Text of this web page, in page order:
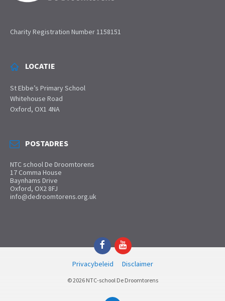
Charity Registration Number 1158151
LOCATIE
St Ebbe’s Primary School
Whitehouse Road
Oxford, OX1 4NA
POSTADRES
NTC school De Droomtorens
17 Comma House
Baynhams Drive
Oxford, OX2 8FJ
info@dedroomtorens.org.uk
FacebookYouTube
Privacybeleid Disclaimer
© 2026 NTC-school De Droomtorens